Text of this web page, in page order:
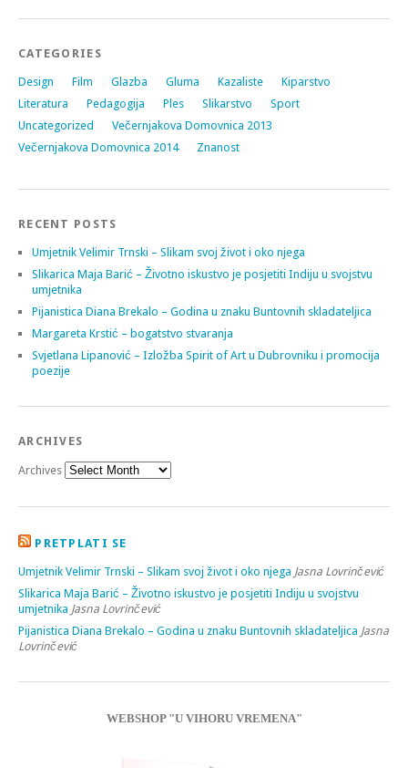
CATEGORIES
Design Film Glazba Gluma Kazaliste
Kiparstvo
Literatura
Pedagogija Ples Slikarstvo
Sport
Uncategorized
Večernjakova Domovnica 2013
Večernjakova Domovnica 2014
Znanost
RECENT POSTS
Umjetnik Velimir Trnski – Slikam svoj život i oko njega
Slikarica Maja Barić – Životno iskustvo je posjetiti Indiju u svojstvu
umjetnika
Pijanistica Diana Brekalo – Godina u znaku Buntovnih skladateljica
Margareta Krstić – bogatstvo stvaranja
Svjetlana Lipanović – Izložba Spirit of Art u Dubrovniku i promocija
poezije
ARCHIVES
Archives
PRETPLATI SE
Umjetnik Velimir Trnski – Slikam svoj život i oko njega Jasna Lovrinčević
Slikarica Maja Barić – Životno iskustvo je posjetiti Indiju u svojstvu
umjetnika Jasna Lovrinčević
Pijanistica Diana Brekalo – Godina u znaku Buntovnih skladateljica Jasna
Lovrinčević
WEBSHOP "U VIHORU VREMENA"